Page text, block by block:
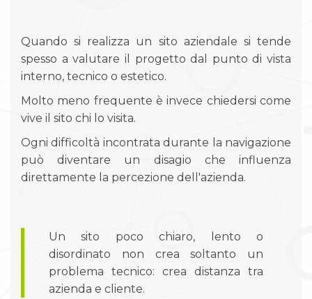
Quando si realizza un sito aziendale si tende
spesso a valutare il progetto dal punto di vista
interno, tecnico o estetico.
Molto meno frequente è invece chiedersi come
vive il sito chi lo visita.
Ogni difficoltà incontrata durante la navigazione
può diventare un disagio che influenza
direttamente la percezione dell'azienda.
Un sito poco chiaro, lento o
disordinato non crea soltanto un
problema tecnico: crea distanza tra
azienda e cliente.